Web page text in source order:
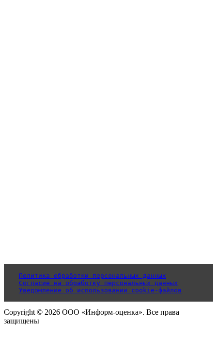
Политика обработки персональных данных
Согласие на обработку персональных данных
Уведомление об использовании cookie-файлов
Copyright © 2026 ООО «Информ-оценка». Все права
защищены